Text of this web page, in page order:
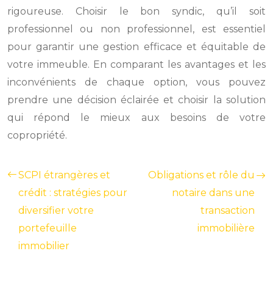
rigoureuse. Choisir le bon syndic, qu’il soit
professionnel ou non professionnel, est essentiel
pour garantir une gestion efficace et équitable de
votre immeuble. En comparant les avantages et les
inconvénients de chaque option, vous pouvez
prendre une décision éclairée et choisir la solution
qui répond le mieux aux besoins de votre
copropriété.
SCPI étrangères et
crédit : stratégies pour
diversifier votre
portefeuille
immobilier
Obligations et rôle du
notaire dans une
transaction
immobilière